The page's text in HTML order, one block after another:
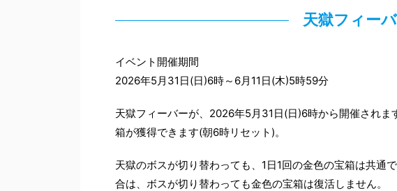
天獄フィー
イベント開催期間
2026年5月31日(日)6時～6月11日(木)5時59分
天獄フィーバーが、2026年5月31日(日)6時から開催されま
箱が獲得できます(朝6時リセット)。
天獄のボスが切り替わっても、1日1回の金色の宝箱は共通
合は、ボスが切り替わっても金色の宝箱は復活しません。